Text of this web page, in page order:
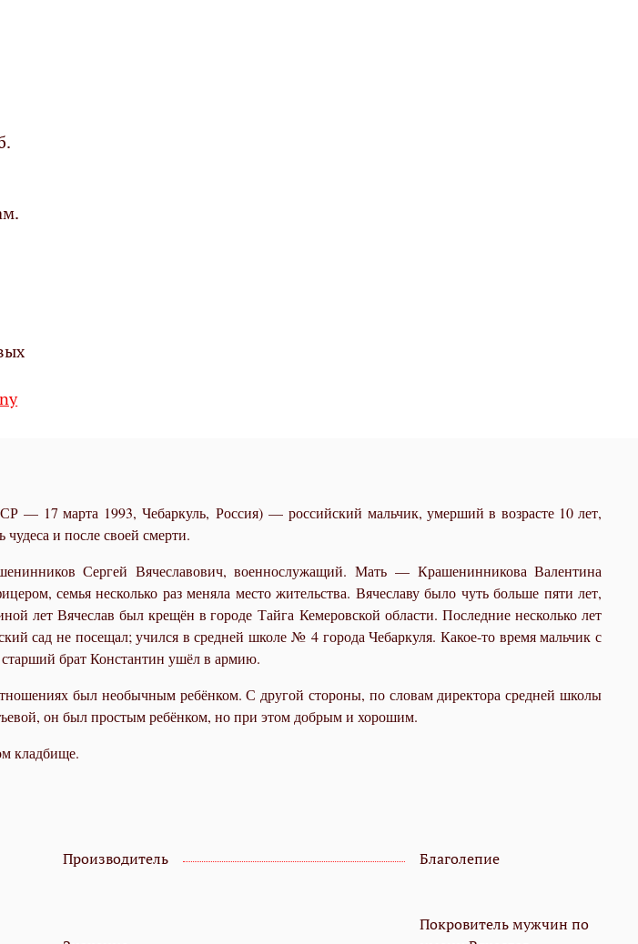
— 17 марта 1993, Чебаркуль, Россия) — российский мальчик, умерший в возрасте 10 лет,
и после своей смерти.
Сергей Вячеславович, военнослужащий. Мать — Крашенинникова Валентина
семья несколько раз меняла место жительства. Вячеславу было чуть больше пяти лет,
лет Вячеслав был крещён в городе Тайга Кемеровской области. Последние несколько лет
сад не посещал; учился в средней школе № 4 города Чебаркуля. Какое-то время мальчик с
брат Константин ушёл в армию.
был необычным ребёнком. С другой стороны, по словам директора средней школы
он был простым ребёнком, но при этом добрым и хорошим.
кладбище.
Производитель Благолепие
Покровитель мужчин по